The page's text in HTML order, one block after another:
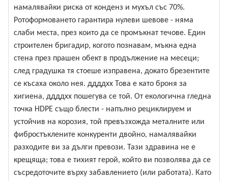
намалявайки риска от конденз и мухъл със 70%.
Ротоформоването гарантира нулеви шевове - няма
слаби места, през които да се промъкнат течове. Един
строителен бригадир, когото познавам, мъкна една
стена през прашен обект в продължение на месеци;
след градушка тя стоеше изправена, докато брезентите
се късаха около нея. ддддхх Това е като броня за
хигиена, ддддхх пошегува се той. От екологична гледна
точка HDPE също блести - напълно рециклируем и
устойчив на корозия, той превъзхожда металните или
фибростъклените конкуренти двойно, намалявайки
разходите ви за дълги превози. Тази здравина не е
крещяща; това е тихият герой, който ви позволява да се
съсредоточите върху забавлението (или работата). Като